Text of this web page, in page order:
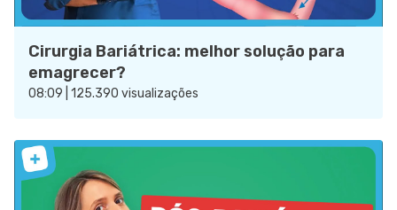
Cirurgia Bariátrica: melhor solução para
emagrecer?
08:09 | 125.390 visualizações